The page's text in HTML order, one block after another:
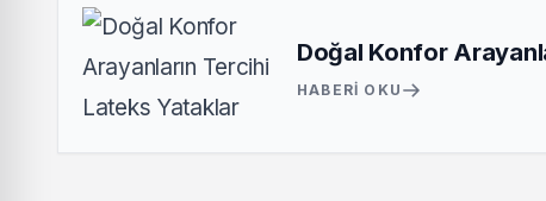
Doğal Konfor
HABERI OKU